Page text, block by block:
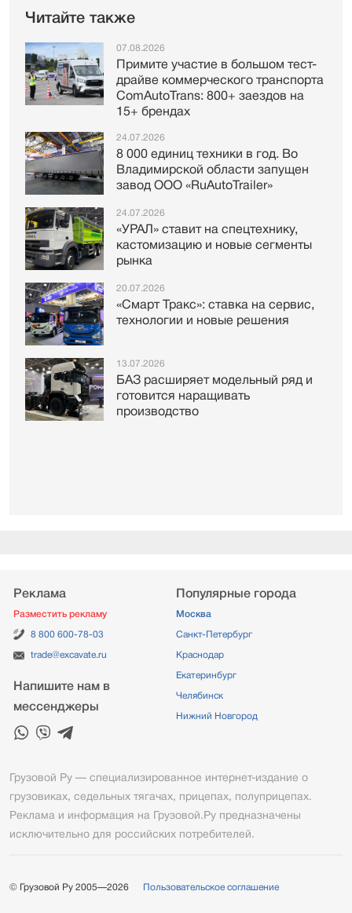
Читайте также
07.08.2026
Примите участие в большом тест-
драйве коммерческого транспорта
ComAutoTrans: 800+ заездов на
15+ брендах
24.07.2026
8 000 единиц техники в год. Во
Владимирской области запущен
завод ООО «RuAutoTrailer»
24.07.2026
«УРАЛ» ставит на спецтехнику,
кастомизацию и новые сегменты
рынка
20.07.2026
«Смарт Тракс»: ставка на сервис,
технологии и новые решения
13.07.2026
БАЗ расширяет модельный ряд и
готовится наращивать
производство
Реклама
Разместить рекламу
8 800 600-78-03
trade@excavate.ru
Напишите нам в
мессенджеры
Популярные города
Москва
Санкт-Петербург
Краснодар
Екатеринбург
Челябинск
Нижний Новгород
Грузовой Ру — специализированное интернет-издание о
грузовиках, седельных тягачах, прицепах, полуприцепах.
Реклама и информация на Грузовой.Ру предназначены
исключительно для российских потребителей.
© Грузовой Ру 2005—2026 Пользовательское соглашение